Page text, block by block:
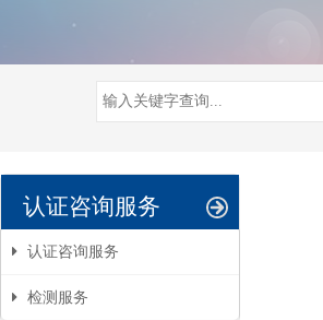
认证咨询服务
认证咨询服务
检测服务